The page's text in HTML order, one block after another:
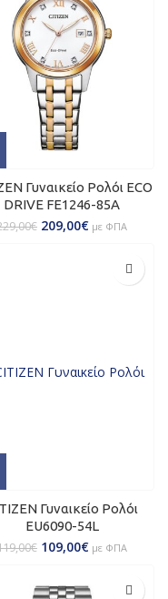
Γυναικείο Ρολόι ECO
DRIVE FE1246-85A
€ 209,00€ με ΦΠΑ
Γυναικείο Ρολόι
EU6090-54L
€ 109,00€ με ΦΠΑ